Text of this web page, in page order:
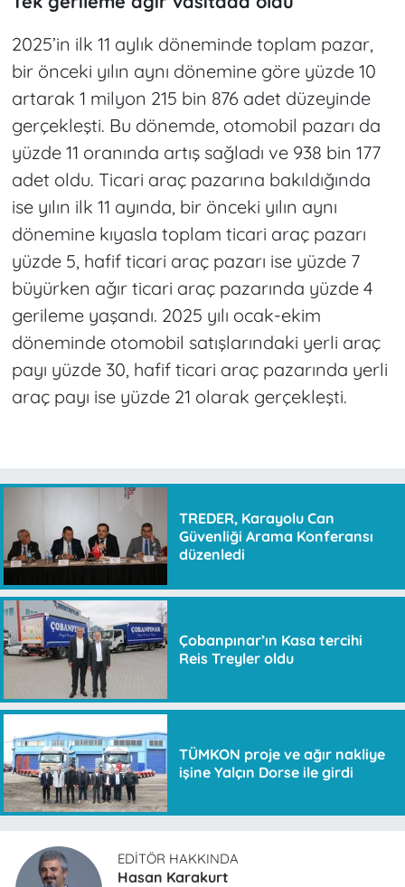
2025’in ilk 11 aylık döneminde toplam pazar,
bir önceki yılın aynı dönemine göre yüzde 10
artarak 1 milyon 215 bin 876 adet düzeyinde
gerçekleşti. Bu dönemde, otomobil pazarı da
yüzde 11 oranında artış sağladı ve 938 bin 177
adet oldu. Ticari araç pazarına bakıldığında
ise yılın ilk 11 ayında, bir önceki yılın aynı
dönemine kıyasla toplam ticari araç pazarı
yüzde 5, hafif ticari araç pazarı ise yüzde 7
büyürken ağır ticari araç pazarında yüzde 4
gerileme yaşandı. 2025 yılı ocak-ekim
döneminde otomobil satışlarındaki yerli araç
payı yüzde 30, hafif ticari araç pazarında yerli
araç payı ise yüzde 21 olarak gerçekleşti.
TREDER, Karayolu Can
Güvenliği Arama Konferansı
düzenledi
Çobanpınar’ın Kasa tercihi
Reis Treyler oldu
TÜMKON proje ve ağır nakliye
işine Yalçın Dorse ile girdi
EDITÖR HAKKINDA
Hasan Karakurt